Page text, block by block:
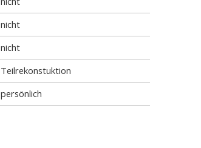
nicht
nicht
Teilrekonstuktion
persönlich